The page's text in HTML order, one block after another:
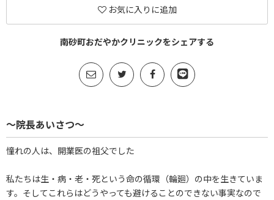
お気に入りに追加
南砂町おだやかクリニックをシェアする
～院長あいさつ～
憧れの人は、開業医の祖父でした
私たちは生・病・老・死という命の循環（輪廻）の中を生きていま
す。そしてこれらはどうやっても避けることのできない事実なので